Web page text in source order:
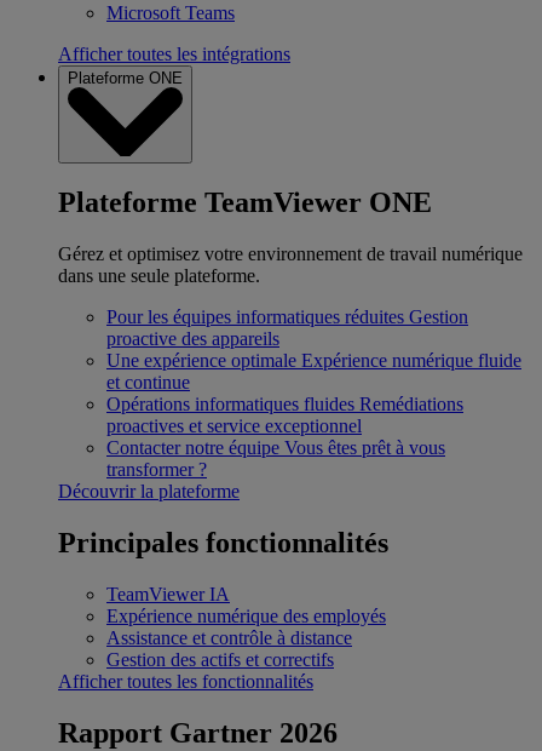
Microsoft Teams
Afficher toutes les intégrations
Plateforme ONE
Plateforme TeamViewer ONE
Gérez et optimisez votre environnement de travail numérique
dans une seule plateforme.
Pour les équipes informatiques réduites Gestion
proactive des appareils
Une expérience optimale Expérience numérique fluide
et continue
Opérations informatiques fluides Remédiations
proactives et service exceptionnel
Contacter notre équipe Vous êtes prêt à vous
transformer ?
Découvrir la plateforme
Principales fonctionnalités
TeamViewer IA
Expérience numérique des employés
Assistance et contrôle à distance
Gestion des actifs et correctifs
Afficher toutes les fonctionnalités
Rapport Gartner 2026